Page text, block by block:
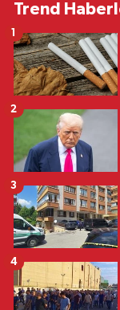
Trend
1
2
3
4